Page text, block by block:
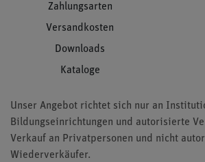
Zahlungsarten
Versandkosten
Downloads
Kataloge
Unser Angebot richtet sich nur an
Bildungseinrichtungen und autorisierte
Verkauf an Privatpersonen und nicht
Wiederverkäufer.